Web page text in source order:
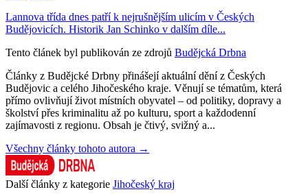
Lannova třída dnes patří k nejrušnějším ulicím v Českých
Budějovicích. Historik Jan Schinko v dalším díle...
Tento článek byl publikován ze zdrojů Budějcká Drbna
Články z Budějcké Drbny přinášejí aktuální dění z Českých
Budějovic a celého Jihočeského kraje. Věnují se tématům, která
přímo ovlivňují život místních obyvatel – od politiky, dopravy a
školství přes kriminalitu až po kulturu, sport a každodenní
zajímavosti z regionu. Obsah je čtivý, svižný a...
Všechny články tohoto autora →
Další články z kategorie Jihočeský kraj